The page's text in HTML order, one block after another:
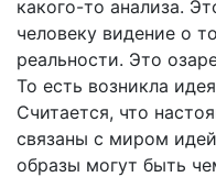
какого-то анализа.
человеку видение о
реальности. Это
То есть возникла
Считается, что
связаны с миром
образы могут быть